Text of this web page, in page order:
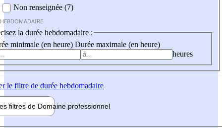
Non renseignée (7)
la durée hebdomadaire :
minimale (en heure) Durée maximale (en heure)
heures
le filtre de durée hebdomadaire
filtres de Domaine professionnel